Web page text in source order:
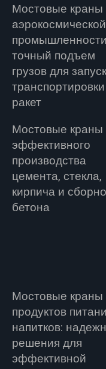
Мостовые краны
аэрокосмической
точный подъем
грузов для
транспортировки
ракет
Мостовые краны
эффективного
производства
цемента, стекла,
кирпича и
бетона
Мостовые краны
продуктов
напитков:
решения для
эффективной